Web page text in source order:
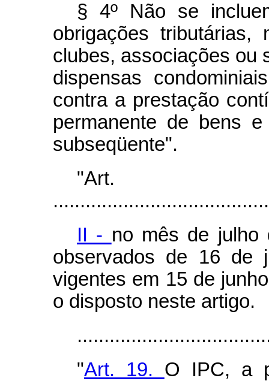
§ 4º Não se
obrigações tributárias,
clubes, associações ou
dispensas
contra a prestação
permanente de bens
subseqüente".
II - no mês de julho
observados de 16 de
vigentes em 15 de
o disposto neste artigo.
"Art. 19. O IPC, a